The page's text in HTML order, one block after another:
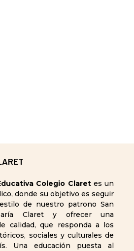
Colegio Claretes un
donde su objetivo es seguir
de nuestro patrono San
Claret y ofrecer una
calidad, que responda a los
sociales y culturales de
Una educación puesta al